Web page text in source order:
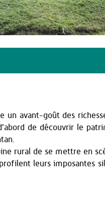
un avant-goût des
de découvrir le
rural de se mettre en
leurs imposantes